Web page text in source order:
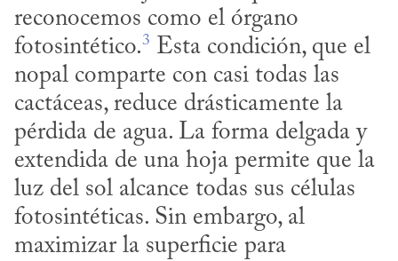
reconocemos como el órgano
fotosintético.3 Esta condición, que el
nopal comparte con casi todas las
cactáceas, reduce drásticamente la
pérdida de agua. La forma delgada y
extendida de una hoja permite que la
luz del sol alcance todas sus células
fotosintéticas. Sin embargo, al
maximizar la superficie para